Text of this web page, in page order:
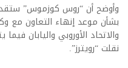
وأوضح أن “روس كوزموس”
بشأن موعد إنهاء التعاون مع
والاتحاد الأوروبي واليابان
نقلت “رويترز”.